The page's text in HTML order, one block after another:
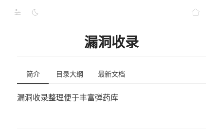
漏洞收录
简介 目录大纲 最新文档
漏洞收录整理便于丰富弹药库